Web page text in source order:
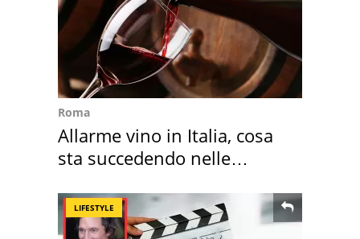
Roma
Allarme vino in Italia, cosa
sta succedendo nelle
LIFESTYLE